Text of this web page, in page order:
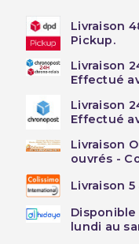
Livraison
Pickup.
Livraison
Effectué
Livraison
Effectué
Livraison
ouvrés -
Livraison
lundi au